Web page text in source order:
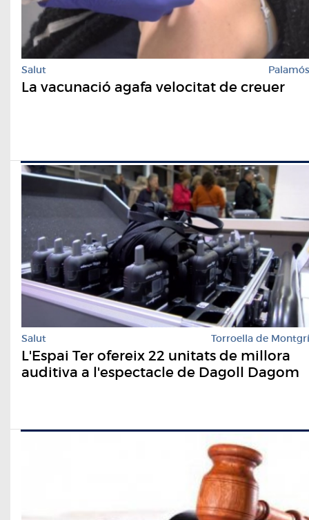
Salut Palamós
La vacunació agafa velocitat de creuer
Salut Torroella de Montgrí
L'Espai Ter ofereix 22 unitats de millora
auditiva a l'espectacle de Dagoll Dagom